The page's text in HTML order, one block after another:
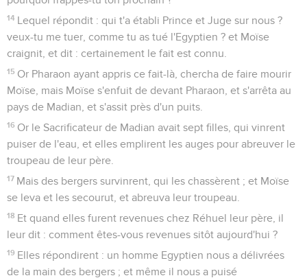
14 Lequel répondit : qui t'a établi Prince et Juge sur nous ?
veux-tu me tuer, comme tu as tué l'Egyptien ? et Moïse
craignit, et dit : certainement le fait est connu.
15 Or Pharaon ayant appris ce fait-là, chercha de faire mourir
Moïse, mais Moïse s'enfuit de devant Pharaon, et s'arrêta au
pays de Madian, et s'assit près d'un puits.
16 Or le Sacrificateur de Madian avait sept filles, qui vinrent
puiser de l'eau, et elles emplirent les auges pour abreuver le
troupeau de leur père.
17 Mais des bergers survinrent, qui les chassèrent ; et Moïse
se leva et les secourut, et abreuva leur troupeau.
18 Et quand elles furent revenues chez Réhuel leur père, il
leur dit : comment êtes-vous revenues sitôt aujourd'hui ?
19 Elles répondirent : un homme Egyptien nous a délivrées
de la main des bergers ; et même il nous a puisé